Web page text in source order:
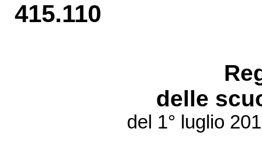
415.110
delle
del 1° luglio